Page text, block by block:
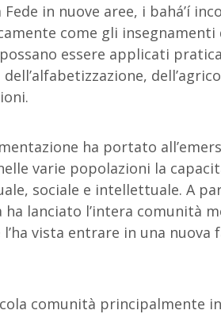
in nuove aree, i bahá’í
come gli insegnamenti
essere applicati
ha portato
varie popolazioni la
sociale e intellettuale. A
lanciato l’intera comunità
vista entrare in una nuova
comunità principalmente